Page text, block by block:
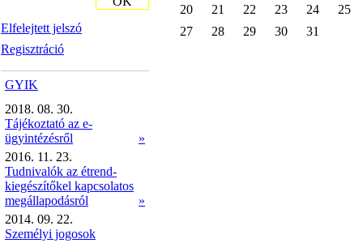
Elfelejtett jelszó
Regisztráció
GYIK
2018. 08. 30.
Tájékoztató az e-
ügyintézésről
»
2016. 11. 23.
Tudnivalók az étrend-
kiegészítőkel kapcsolatos
megállapodásról
»
2014. 09. 22.
Személyi jogosok
20
21 22 23 24
25
27
28 29 30 31